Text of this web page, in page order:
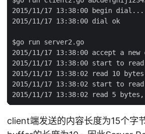
2015/11/17 13:38:00 begin dial...
2015/11/17 13:38:00 dial ok
$go run server2.go
2015/11/17 13:38:00 accept a new
2015/11/17 13:38:00 start to read
2015/11/17 13:38:02 read 10
2015/11/17 13:38:02 start to read
client端发送的内容长度为15个字